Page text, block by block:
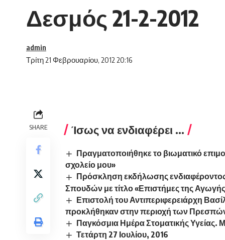
Δεσμός 21-2-2012
Τρίτη 21 Φεβρουαρίου, 2012 20:16
admin
SHARE Ίσως να ενδιαφέρει ...
Πραγματοποιήθηκε το βιωματικό
σχολείο μου»
Πρόσκληση εκδήλωσης
Σπουδών με τίτλο «Επιστήμες της
Επιστολή του Αντιπεριφερειάρχη
προκλήθηκαν στην περιοχή των
Παγκόσμια Ημέρα Στοματικής Υγείας.
Τετάρτη 27 Ιουλίου, 2016